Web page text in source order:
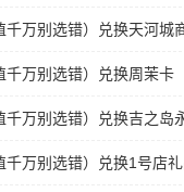
千万别选错）兑换天河城
千万别选错）兑换周茉卡
千万别选错）兑换吉之岛
千万别选错）兑换1号店